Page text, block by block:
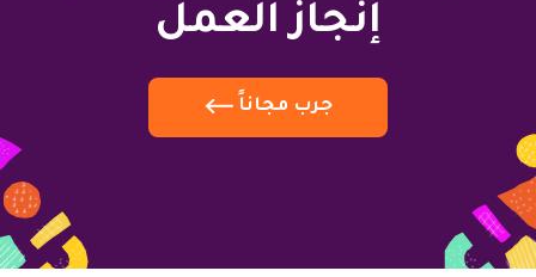
إنجاز العمل
جرب مجاناً